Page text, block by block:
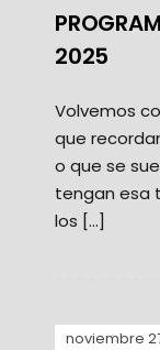
2025
Volvemos
que
o que se
tengan esa
los […]
noviembre